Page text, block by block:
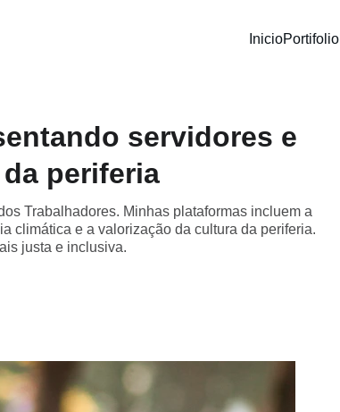
InicioPortifolio
servidores e
periferia
Trabalhadores. Minhas plataformas incluem a
climática e a valorização da cultura da periferia.
justa e inclusiva.